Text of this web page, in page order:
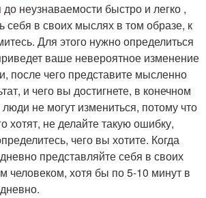
неузнаваемости быстро и легко ,
себя в своих мыслях в том образе, к
Для этого нужно определиться
ваше невероятное изменение
после чего представите мысленно
и чего вы достигнете, в конечном
не могут измениться, потому что
хотят, не делайте такую ошибку,
чего вы хотите. Когда
представляйте себя в своих
человеком, хотя бы по 5-10 минут в